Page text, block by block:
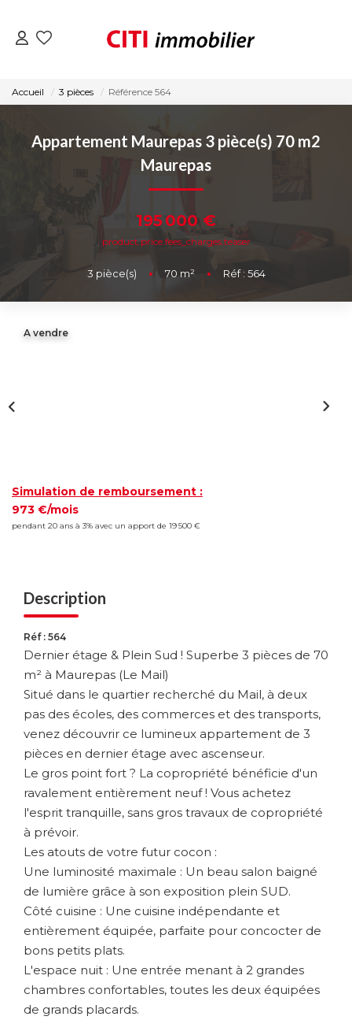
ESTIMATION
NOS AGENCES
ACTUALITÉS
Accueil 3 pièces Référence 564
Appartement Maurepas 3 pièce(s) 70 m2
Maurepas
195 000 €
product.price.fees_charges.teaser
3 pièce(s) • 70 m² • Réf : 564
A vendre
Simulation de remboursement :
973 €/mois
pendant 20 ans à 3% avec un apport de 19 500 €
Description
Réf : 564
Dernier étage & Plein Sud ! Superbe 3 pièces de 70
m² à Maurepas (Le Mail)
Situé dans le quartier recherché du Mail, à deux
pas des écoles, des commerces et des transports,
venez découvrir ce lumineux appartement de 3
pièces en dernier étage avec ascenseur.
Le gros point fort ? La copropriété bénéficie d'un
ravalement entièrement neuf ! Vous achetez
l'esprit tranquille, sans gros travaux de copropriété
à prévoir.
Les atouts de votre futur cocon :
Une luminosité maximale : Un beau salon baigné
de lumière grâce à son exposition plein SUD.
Côté cuisine : Une cuisine indépendante et
entièrement équipée, parfaite pour concocter de
bons petits plats.
L'espace nuit : Une entrée menant à 2 grandes
chambres confortables, toutes les deux équipées
de grands placards.